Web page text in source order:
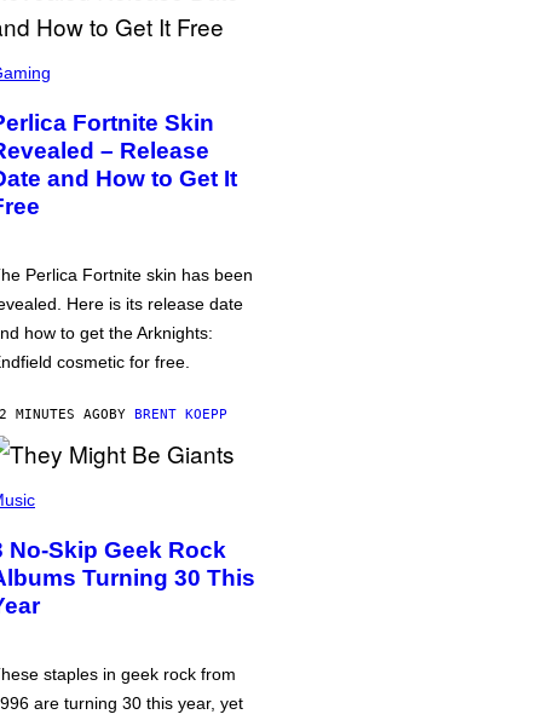
Fortnite Skin
– Release
and How to Get It
Perlica Fortnite skin has been
Here is its release date
how to get the Arknights:
cosmetic for free.
MINUTES AGOBY BRENT KOEPP
No-Skip Geek Rock
Turning 30 This
staples in geek rock from
are turning 30 this year, yet